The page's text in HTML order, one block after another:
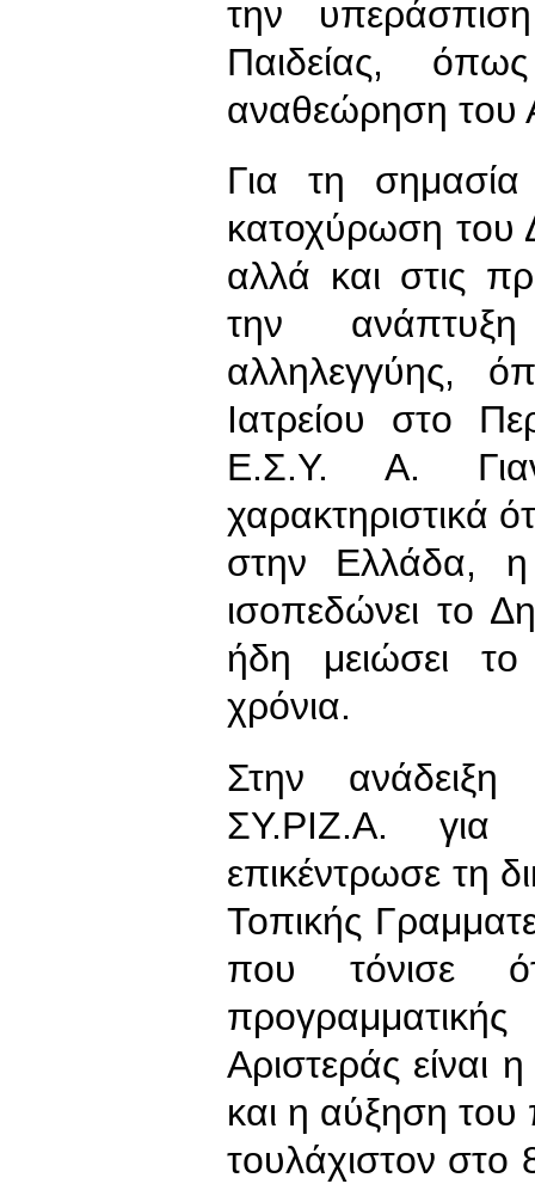
την
Παιδείας,
αναθεώρηση του
Για τη
κατοχύρωση του
αλλά και στις
την
αλληλεγγύης,
Ιατρείου στο
Ε.Σ.Υ. Α.
χαρακτηριστικά
στην Ελλάδα,
ισοπεδώνει το
ήδη μειώσει
χρόνια.
Στην
ΣΥ.ΡΙΖ.Α. για
επικέντρωσε τη
Τοπικής
που τόνισε
Αριστεράς είναι
και η αύξηση του
τουλάχιστον στο